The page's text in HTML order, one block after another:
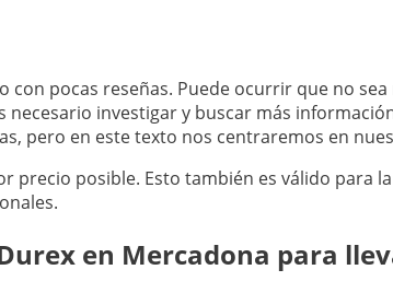
pocas reseñas. Puede ocurrir que no
necesario investigar y buscar más
pero en este texto nos centraremos en
precio posible. Esto también es válido para
en Mercadona para